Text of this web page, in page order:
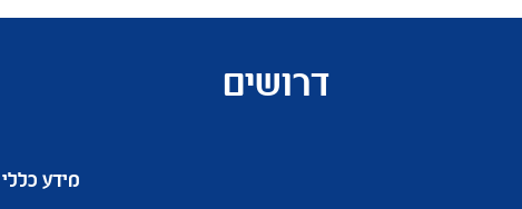
דרושים
מידע כללי